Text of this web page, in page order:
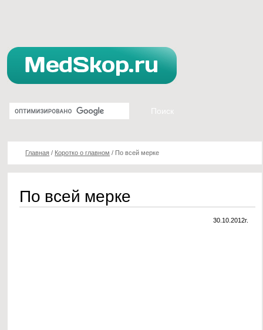
Главная / Коротко о главном / По всей мерке
По всей мерке
30.10.2012г.